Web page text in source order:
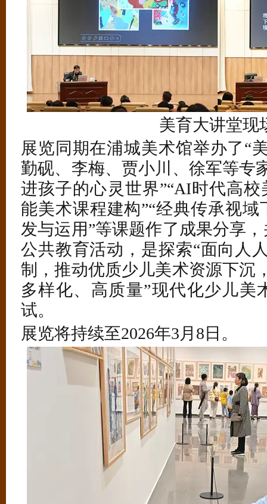
美育大讲堂现
展览同期在浦城美术馆举办了“
勤砚、李梅、贾小川、徐军等专
进孩子的心灵世界”“AI时代高
能美术课程建构”“经典传承视
发与运用”等课题作了成果分享
公共教育活动，是探索“面向人
制，推动优质少儿美术资源下沉
多样化、高质量”现代化少儿美
试。
展览将持续至2026年3月8日。